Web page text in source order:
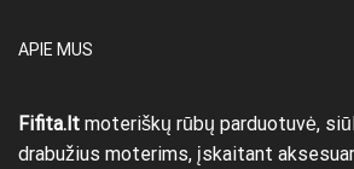
APIE MUS
Fifita.lt moteriškų rūbų parduotuvė,
drabužius moterims, įskaitant